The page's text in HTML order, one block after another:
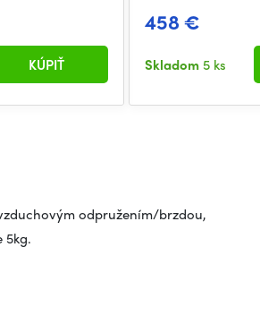
KÚPIŤ
458 €
Skladom 5 ks
odpružením/brzdou,
5kg.